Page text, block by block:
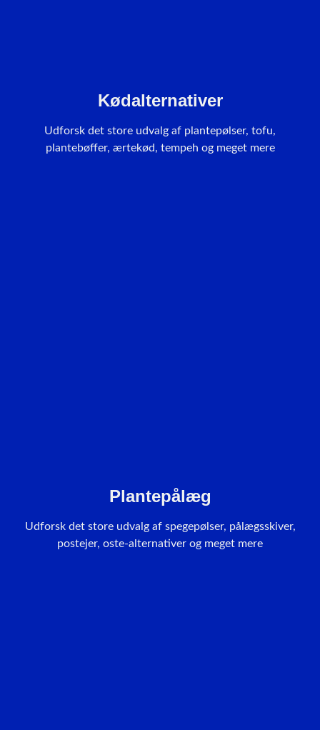
Kødalternativer
Udforsk det store udvalg af plantepølser, tofu,
plantebøffer, ærtekød, tempeh og meget mere
Plantepålæg
Udforsk det store udvalg af spegepølser, pålægsskiver,
postejer, oste-alternativer og meget mere